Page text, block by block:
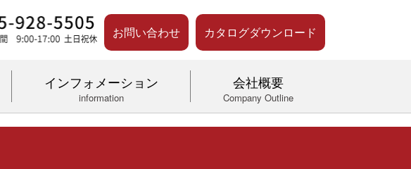
お問い合わせ カタログダウンロード
インフォメーション
information
会社概要
Company Outline